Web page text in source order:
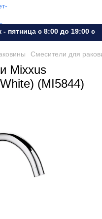
с 8:00 до 19:00
Смесители для
Mixxus
(MI5844)